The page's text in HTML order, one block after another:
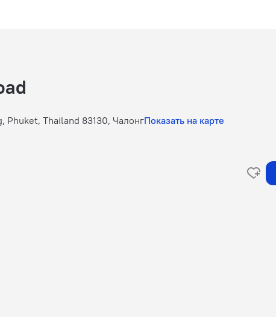
Phuket, Thailand 83130, ЧалонгПоказать на карте